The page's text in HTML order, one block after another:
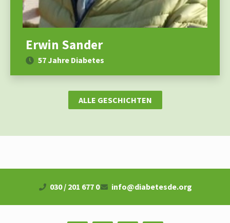
Erwin Sander
57 Jahre Diabetes
ALLE GESCHICHTEN
030 / 201 677 0 info@diabetesde.org